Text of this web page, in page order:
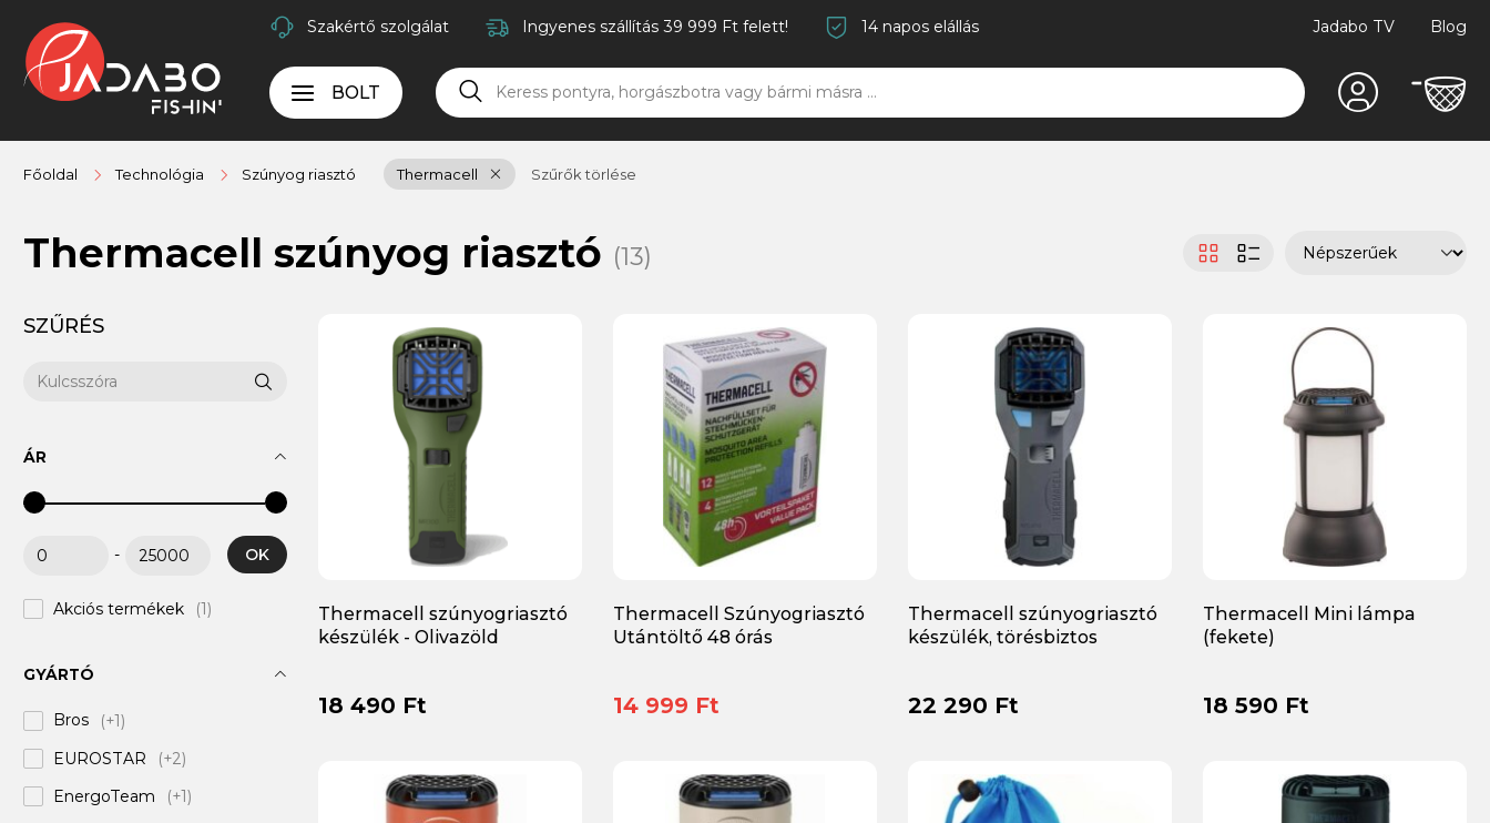
Szakértő szolgálat Ingyenes szállítás 39 999 Ft felett! 14 napos elállás Jadabo TV Blog
BOLT
Főoldal Technológia Szúnyog riasztó Thermacell Szűrők törlése
Thermacell szúnyog riasztó (13)
SZŰRÉS
ÁR
- OK
Akciós termékek (1)
GYÁRTÓ
Bros
(+1)
EUROSTAR
(+2)
EnergoTeam
(+1)
Thermacell szúnyogriasztó
készülék - Olivazöld
18 490 Ft
Thermacell Szúnyogriasztó
Utántöltő 48 órás
14 999 Ft
Thermacell szúnyogriasztó
készülék, törésbiztos
22 290 Ft
Thermacell Mini lámpa
(fekete)
18 590 Ft